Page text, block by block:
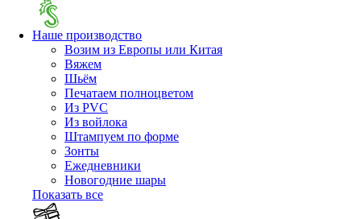
Наше производство
Возим из Европы или Китая
Вяжем
Шьём
Печатаем полноцветом
Из PVC
Из войлока
Штампуем по форме
Зонты
Ежедневники
Новогодние шары
Показать все